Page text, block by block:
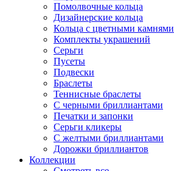
Помолвочные кольца
Дизайнерские кольца
Кольца с цветными камнями
Комплекты украшений
Серьги
Пусеты
Подвески
Браслеты
Теннисные браслеты
C черными бриллиантами
Печатки и запонки
Серьги кликеры
С желтыми бриллиантами
Дорожки бриллиантов
Коллекции